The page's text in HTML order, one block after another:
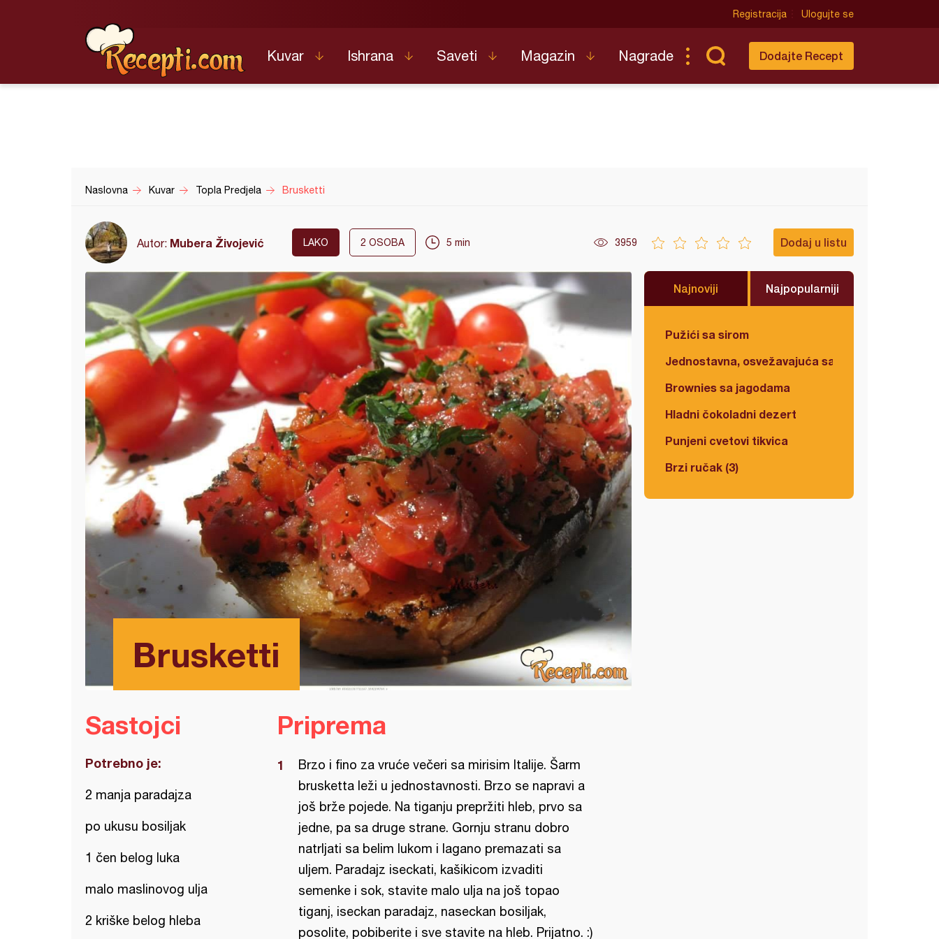
Registracija Ulogujte se
Kuvar Ishrana Saveti Magazin Nagrade Dodajte Recept
Naslovna Kuvar Topla Predjela Brusketti
Autor: Mubera Živojević LAKO 2 OSOBA 5 min 3959 Dodaj u listu
Brusketti
Najnoviji Najpopularniji
Pužići sa sirom
Jednostavna, osvežavajuća salata
Brownies sa jagodama
Hladni čokoladni dezert
Punjeni cvetovi tikvica
Brzi ručak (3)
Sastojci
Potrebno je:
2 manja paradajza
po ukusu bosiljak
1 čen belog luka
malo maslinovog ulja
2 kriške belog hleba
Priprema
Brzo i fino za vruće večeri sa mirisim Italije. Šarm
brusketta leži u jednostavnosti. Brzo se napravi a
još brže pojede. Na tiganju prepržiti hleb, prvo sa
jedne, pa sa druge strane. Gornju stranu dobro
natrljati sa belim lukom i lagano premazati sa
uljem. Paradajz iseckati, kašikicom izvaditi
semenke i sok, stavite malo ulja na još topao
tiganj, iseckan paradajz, naseckan bosiljak,
posolite, pobiberite i sve stavite na hleb. Prijatno. :)